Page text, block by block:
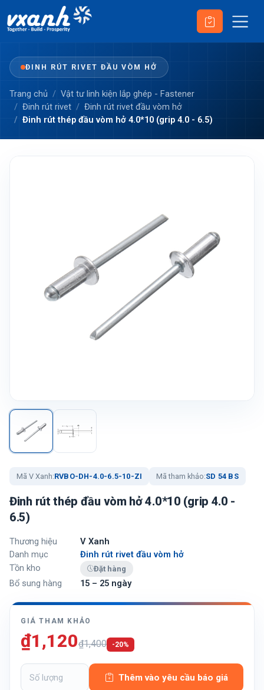
ĐINH RÚT RIVET ĐẦU VÒM HỞ
Trang chủ
Vật tư linh kiện lắp ghép - Fastener
Đinh rút rivet
Đinh rút rivet đầu vòm hở
Đinh rút thép đầu vòm hở 4.0*10 (grip 4.0 - 6.5)
Mã V Xanh:RVBO-DH-4.0-6.5-10-ZI Mã tham khảo:SD 54 BS
Đinh rút thép đầu vòm hở 4.0*10 (grip 4.0 -
6.5)
Thương hiệu
V Xanh
Danh mục
Đinh rút rivet đầu vòm hở
Tồn kho
Đặt hàng
Bổ sung hàng 15 – 25 ngày
GIÁ THAM KHẢO
₫1,120₫1,400 -20%
Thêm vào yêu cầu báo giá